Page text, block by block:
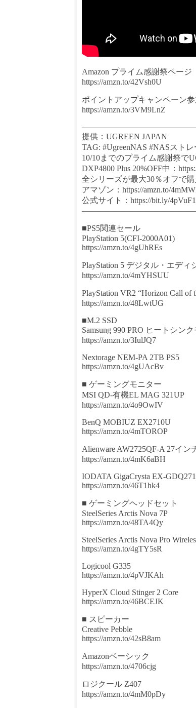
Amazon プライム感謝祭ページ
https://amzn.to/42Vsh0U
ポイントアップキャンペーン
https://amzn.to/3VM9LnZ
提供：UGREEN JAPAN
TAG: #UgreenNAS #NASストレ
10/10までのプライム感謝祭で
DXP4800 Plus 20%OFF中：
全シリーズが最大30％オフで
アマゾン：https://amzn.to/
公式サイト：https://bit.ly/
■PS5関連セール
PlayStation 5(CFI-2000A01)
https://amzn.to/4gUhREs
PlayStation 5 デジタル・エディ
https://amzn.to/4mYHSUU
PlayStation VR2 “Horizon Call of
https://amzn.to/48LwtUG
■M.2 SSD
Samsung 990 PRO ヒートシン
https://amzn.to/3IulJQ7
Nextorage NEM-PA 2TB PS5
https://amzn.to/4gUAcBv
■ ゲーミングモニター
MSI QD-有機EL MAG 321UP
https://amzn.to/4o9OwIV
BenQ MOBIUZ EX2710U
https://amzn.to/4mTOROP
Alienware AW2725QF-A 27イン
https://amzn.to/4mK6aBH
IODATA GigaCrysta EX-
https://amzn.to/46T1hk4
■ ゲーミングヘッドセット
SteelSeries Arctis Nova 7P
https://amzn.to/48TA4Qy
SteelSeries Arctis Nova Pro
https://amzn.to/4gTY5sR
Logicool G335
https://amzn.to/4pVJKAh
HyperX Cloud Stinger 2 Core
https://amzn.to/46BCEJK
■ スピーカー
Creative Pebble
https://amzn.to/42sB8am
Amazonベーシック
https://amzn.to/4706cjg
ロジクール Z407
https://amzn.to/4mM0pDy